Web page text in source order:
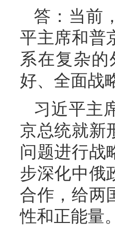
答：当前
平主席和普
系在复杂
好、全面战
习近平主
京总统就新
问题进行战
步深化中俄
合作，给两
性和正能量。